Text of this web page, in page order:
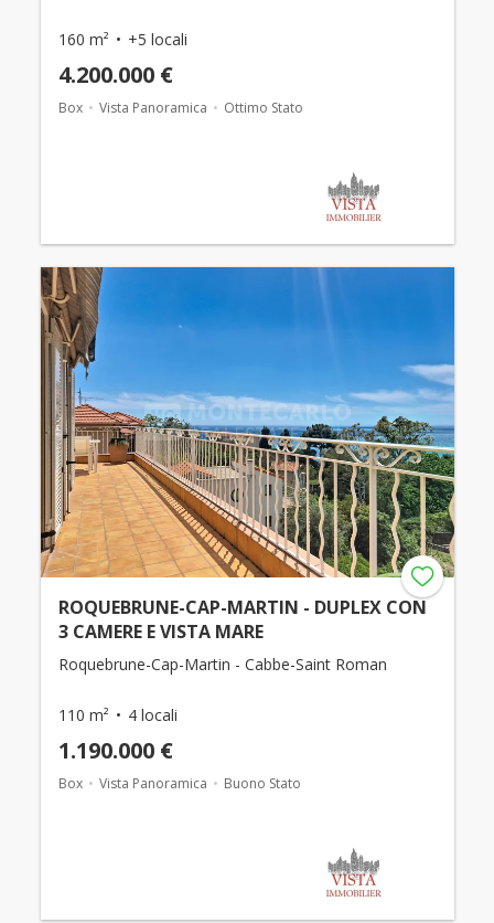
160 m² +5 locali
4.200.000 €
Box Vista Panoramica Ottimo Stato
ROQUEBRUNE-CAP-MARTIN - DUPLEX CON
3 CAMERE E VISTA MARE
Roquebrune-Cap-Martin - Cabbe-Saint Roman
110 m² 4 locali
1.190.000 €
Box Vista Panoramica Buono Stato